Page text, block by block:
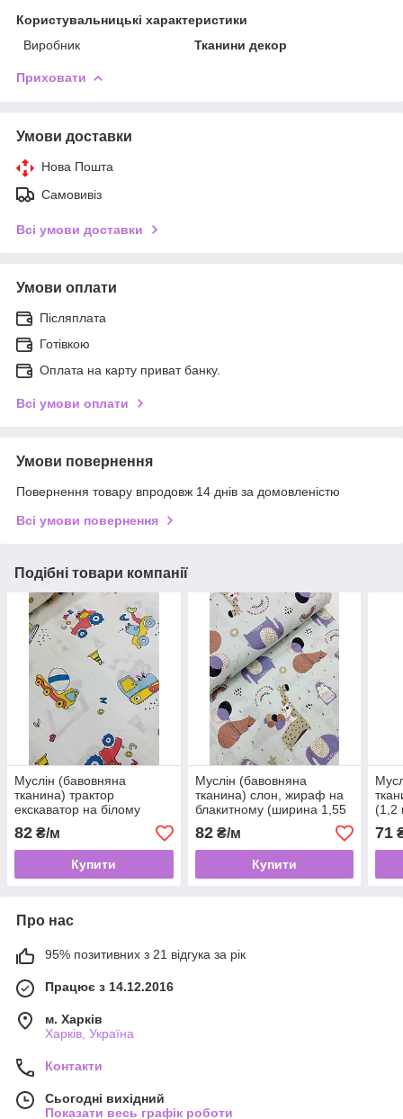
Користувальницькі характеристики
Виробник
Тканини декор
Приховати
Умови доставки
Нова Пошта
Самовивіз
Всі умови доставки
Умови оплати
Післяплата
Готівкою
Оплата на карту приват банку.
Всі умови оплати
Умови повернення
Повернення товару впродовж 14 днів за домовленістю
Всі умови повернення
Подібні товари компанії
Муслін (бавовняна
тканина) трактор
екскаватор на білому
(ширина 1,55 м)
82 ₴/м
Купити
Муслін (бавовняна
тканина) слон, жираф на
блакитному (ширина 1,55
м)
82₴/м
Купити
(1,2
71
Про нас
95% позитивних з 21 відгука за рік
Працює з 14.12.2016
м. Харків
Харків, Україна
Контакти
Сьогодні вихідний
Показати весь графік роботи